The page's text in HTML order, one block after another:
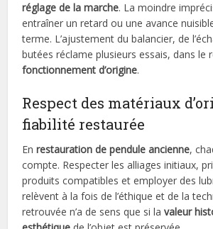
réglage de la marche. La moindre
entraîner un retard ou une avance
terme. L’ajustement du balancier, de
butées réclame plusieurs essais, dans le
fonctionnement d’origine.
Respect des matériaux
fiabilité restaurée
Enrestauration de pendule ancienne,
compte. Respecter les alliages initiaux,
produits compatibles et employer des
relèvent à la fois de l’éthique et de la
retrouvée n’a de sens que si lavaleur